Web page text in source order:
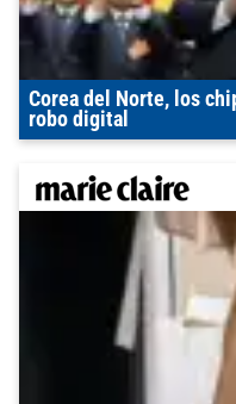
Corea del Norte, los
robo digital